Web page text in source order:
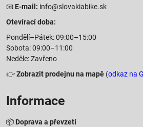
📧 E-mail: info@slovakiabike.sk
Otevírací doba:
Pondělí–Pátek: 09:00–15:00
Sobota: 09:00–11:00
Neděle: Zavřeno
👉Zobrazit prodejnu na mapě (odkaz na
Informace
📦 Doprava a převzetí